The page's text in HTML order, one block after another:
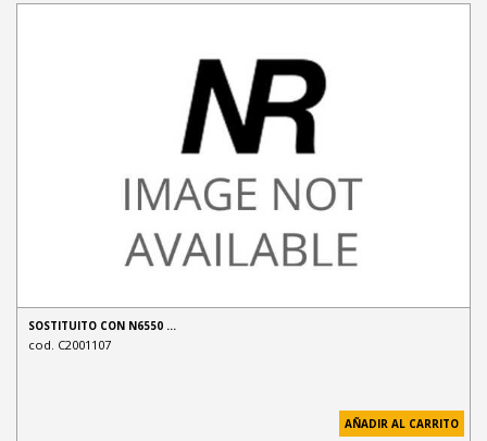
SOSTITUITO CON N6550 …
cod. C2001107
AÑADIR AL CARRITO